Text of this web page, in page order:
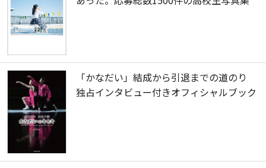
「かなだい」結成から引退までの道のり
独占インタビュー付きオフィシャルブック